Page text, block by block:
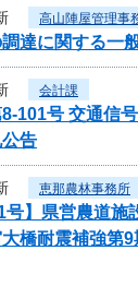
高山陣屋管理事
達に関する一
会計課
8-101号 交通信
告
恵那農林事務所
号】県営農道
橋耐震補強第9